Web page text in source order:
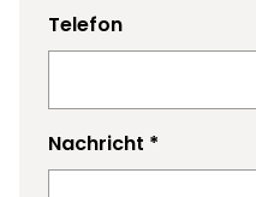
Telefon
Nachricht *